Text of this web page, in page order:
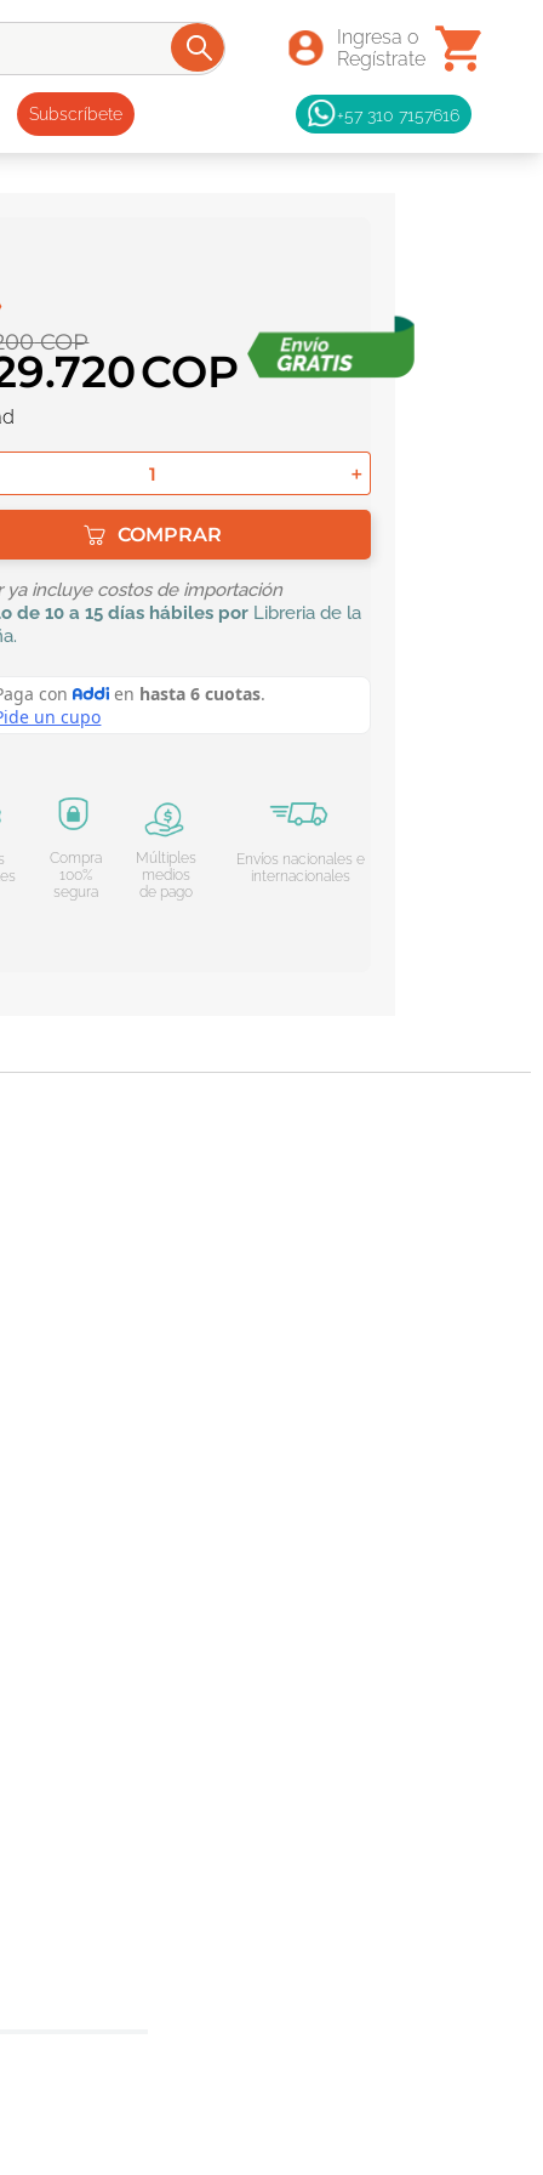
Subscríbete +57 310 7157616
COP
.720
＋
COMPRAR
ya incluye costos de importación
de 10 a 15 días hábiles por Libreria de la
.
Compra
100%
segura
Múltiples
medios
de pago
Envíos nacionales e
internacionales